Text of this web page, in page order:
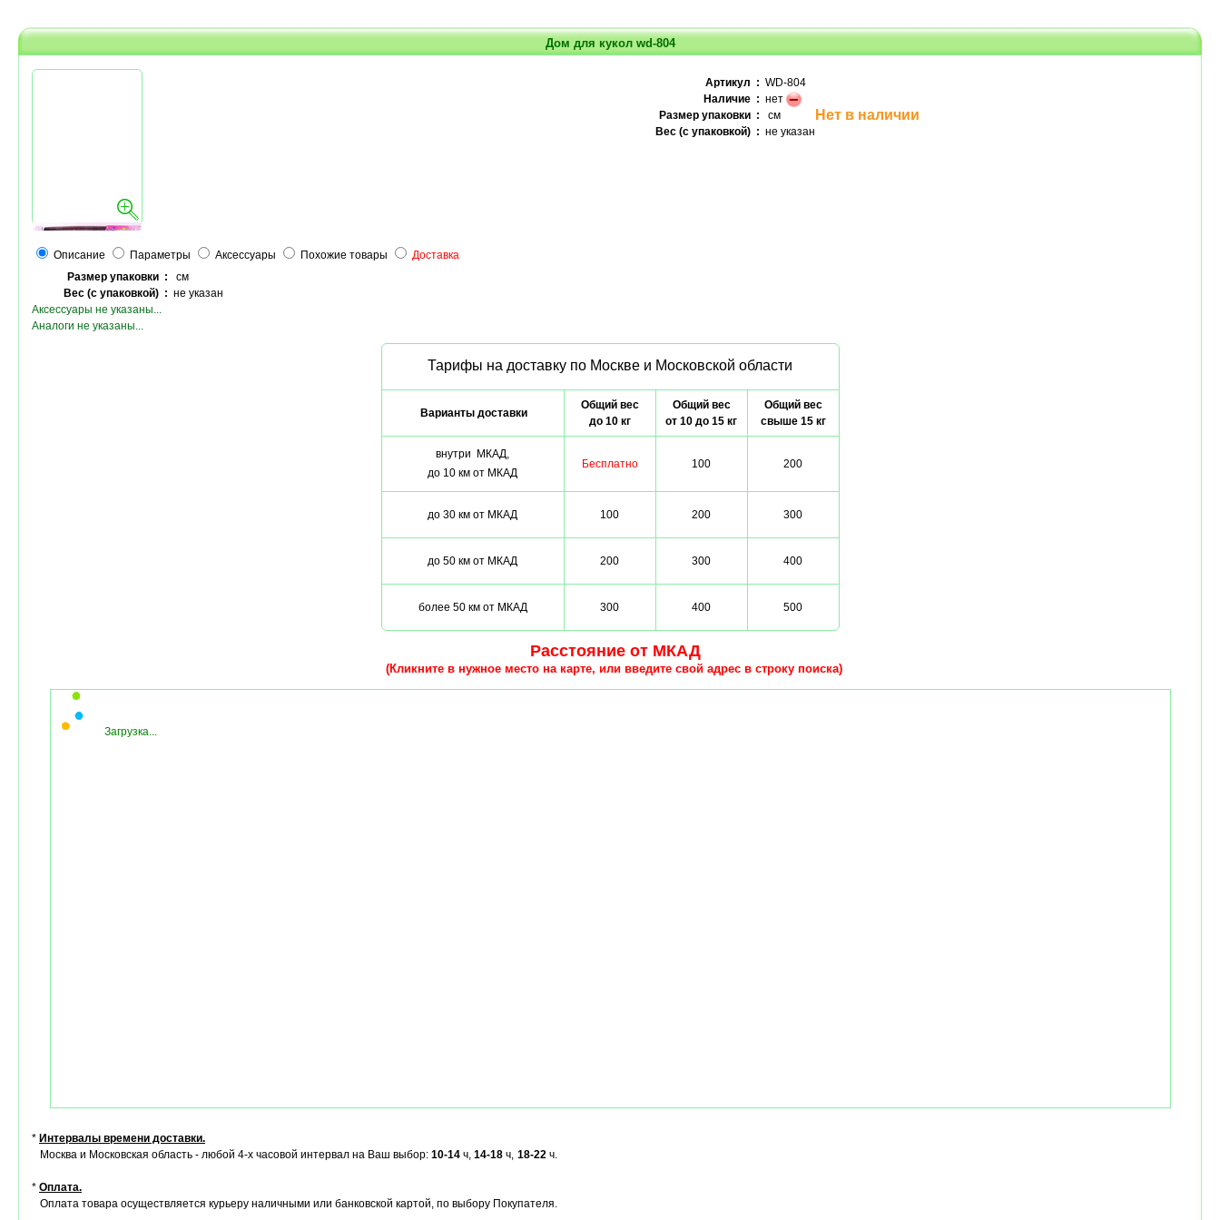
Дом для кукол wd-804
Артикул : WD-804
Наличие : нет
Размер упаковки : см
Вес (с упаковкой) : не указан
Нет в наличии
Описание Параметры Аксессуары Похожие товары
Доставка
Размер упаковки : см
Вес (с упаковкой) : не указан
Аксессуары не указаны...
Аналоги не указаны...
Тарифы на доставку по Москве и Московской области
Варианты доставки
Общий вес
до 10 кг
Общий вес
от 10 до 15 кг
Общий вес
свыше 15 кг
внутри МКАД,
до 10 км от МКАД
Бесплатно 100 200
до 30 км от МКАД 100 200 300
до 50 км от МКАД 200 300 400
более 50 км от МКАД 300 400 500
Расстояние от МКАД
(Кликните в нужное место на карте, или введите свой адрес в строку поиска)
Загрузка...
* Интервалы времени доставки.
Москва и Московская область - любой 4-х часовой интервал на Ваш выбор: 10-14 ч, 14-18 ч, 18-22 ч.
* Оплата.
Оплата товара осуществляется курьеру наличными или банковской картой, по выбору Покупателя.